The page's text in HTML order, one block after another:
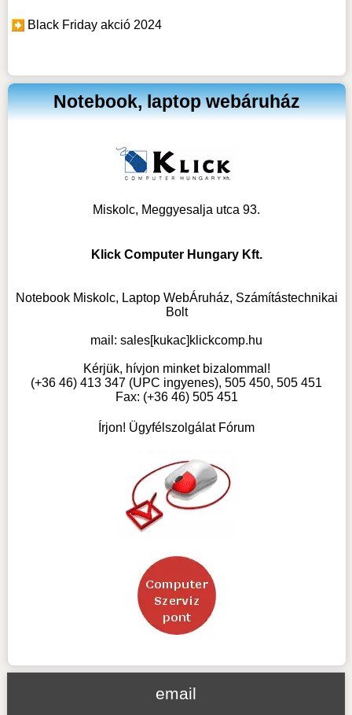
Black Friday akció 2024
Notebook, laptop webáruház
Miskolc, Meggyesalja utca 93.
Klick Computer Hungary Kft.
Notebook Miskolc, Laptop WebÁruház, Számítástechnikai
Bolt
mail:sales[kukac]klickcomp.hu
Kérjük, hívjon minket bizalommal!
(+36 46) 413 347 (UPC ingyenes), 505 450, 505 451
Fax: (+36 46) 505 451
Írjon! Ügyfélszolgálat Fórum
email